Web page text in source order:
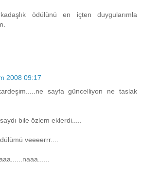
ödülünü en içten duygularımla
2008 09:17
sayfa güncelliyon ne taslak
bile özlem eklerdi.....
veeeerrr....